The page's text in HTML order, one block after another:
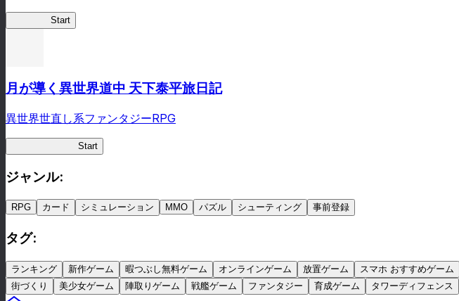
Start
月が導く異世界道中 天下泰平旅日記
異世界世直し系ファンタジーRPG
Start
ジャンル:
RPG カード シミュレーション MMO パズル シューティング 事前登録
タグ:
ランキング 新作ゲーム 暇つぶし無料ゲーム オンラインゲーム 放置ゲーム スマホ おすすめゲーム
街づくり
美少女ゲーム 陣取りゲーム 戦艦ゲーム ファンタジー 育成ゲーム タワーディフェンス